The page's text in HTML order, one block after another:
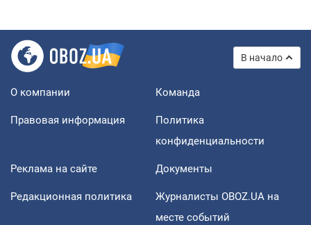
В начало
О компании Команда
Правовая информация
Политика
конфиденциальности
Реклама на сайте Документы
Редакционная политика
Журналисты OBOZ.UA на
месте событий